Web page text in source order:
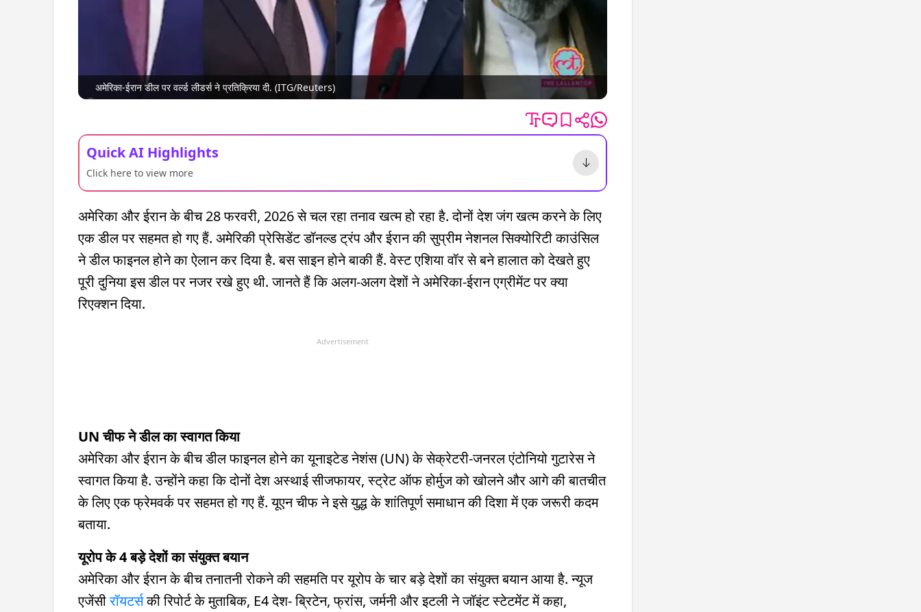
अमेरिका-ईरान डील पर वर्ल्ड लीडर्स ने प्रतिक्रिया दी. (ITG/Reuters)
Quick AI Highlights
Click here to view more
अमेरिका और ईरान के बीच 28 फरवरी, 2026 से चल रहा तनाव खत्म हो रहा है. दोनों देश जंग खत्म करने के लिए
एक डील पर सहमत हो गए हैं. अमेरिकी प्रेसिडेंट डॉनल्ड ट्रंप और ईरान की सुप्रीम नेशनल सिक्योरिटी काउंसिल
ने डील फाइनल होने का ऐलान कर दिया है. बस साइन होने बाकी हैं. वेस्ट एशिया वॉर से बने हालात को देखते हुए
पूरी दुनिया इस डील पर नजर रखे हुए थी. जानते हैं कि अलग-अलग देशों ने अमेरिका-ईरान एग्रीमेंट पर क्या
रिएक्शन दिया.
Advertisement
UN चीफ ने डील का स्वागत किया
अमेरिका और ईरान के बीच डील फाइनल होने का यूनाइटेड नेशंस (UN) के सेक्रेटरी-जनरल एंटोनियो गुटारेस ने
स्वागत किया है. उन्होंने कहा कि दोनों देश अस्थाई सीजफायर, स्ट्रेट ऑफ होर्मुज को खोलने और आगे की बातचीत
के लिए एक फ्रेमवर्क पर सहमत हो गए हैं. यूएन चीफ ने इसे युद्ध के शांतिपूर्ण समाधान की दिशा में एक जरूरी कदम
बताया.
यूरोप के 4 बड़े देशों का संयुक्त बयान
अमेरिका और ईरान के बीच तनातनी रोकने की सहमति पर यूरोप के चार बड़े देशों का संयुक्त बयान आया है. न्यूज
एजेंसीरॉयटर्सकी रिपोर्ट के मुताबिक, E4 देश- ब्रिटेन, फ्रांस, जर्मनी और इटली ने जॉइंट स्टेटमेंट में कहा,